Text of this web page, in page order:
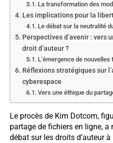
La transformation des
Les implications pour la
Le débat sur la neutralité
Perspectives d’avenir : vers
droit d’auteur ?
L’émergence de
Réflexions stratégiques sur
cyberespace
Vers une éthique du
Le procès de Kim Dotcom,
partage de fichiers en ligne,
débat sur les droits d’auteur